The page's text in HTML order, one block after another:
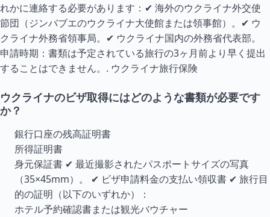
れかに連絡する必要があります：✔ 海外のウクライナ外交使
節団（ジンバブエのウクライナ大使館または領事館）。✔ ウ
クライナ外務省領事局。✔ ウクライナ国内の外務省代表部。
申請時期：書類は予定されている旅行の3ヶ月前より早く提出
することはできません。. ウクライナ旅行保険
ウクライナのビザ取得にはどのような書類が必要です
か？
銀行口座の残高証明書
所得証明書
身元保証書 ✔ 最近撮影されたパスポートサイズの写真
（35×45mm）。 ✔ ビザ申請料金の支払い領収書 ✔ 旅行目
的の証明（以下のいずれか）：
ホテル予約確認書または観光バウチャー